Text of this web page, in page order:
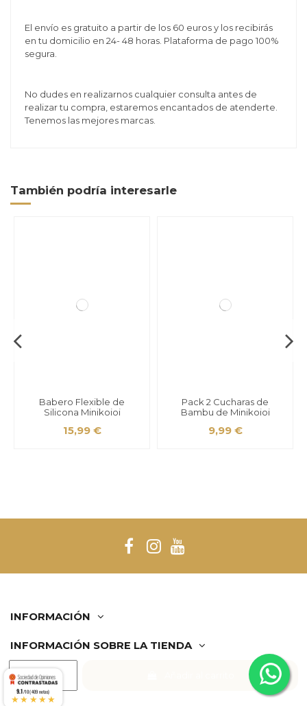
El envío es gratuito a partir de los 60 euros y los recibirás
en tu domicilio en 24- 48 horas. Plataforma de pago 100%
segura.
No dudes en realizarnos cualquier consulta antes de
realizar tu compra, estaremos encantados de atenderte.
Tenemos las mejores marcas.
También podría interesarle
Babero Flexible de
Silicona Minikoioi
15,99 €
Pack 2 Cucharas de
Bambu de Minikoioi
9,99 €
Vaso de Silicona Pequeño
Mini Cup de Minikoioi
INFORMACIÓN
INFORMACIÓN SOBRE LA TIENDA
Comerciante aprobado por la Sociedad de Opiniones
Contrastadas, haga clic aquí para mostrar el certificado.
9.1/10 (409 notas)
★★★★★